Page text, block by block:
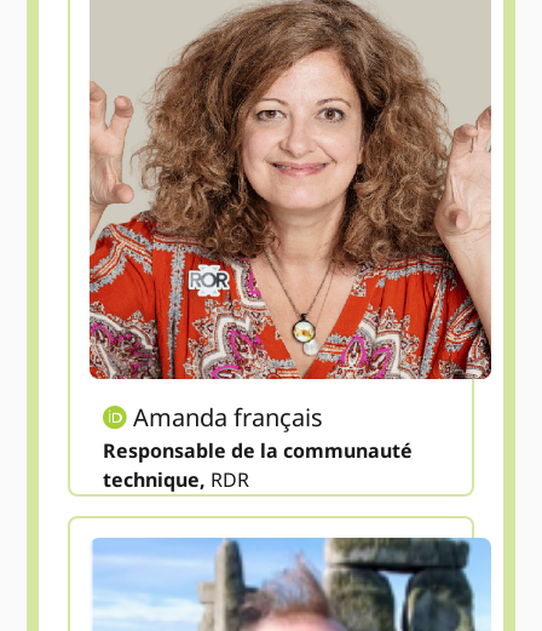
Amanda français
Responsable de la communauté
technique, RDR